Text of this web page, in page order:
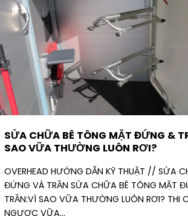
SỬA CHỮA BÊ TÔNG MẶT ĐỨNG &
SAO VỮA THƯỜNG LUÔN RƠI?
OVERHEAD HƯỚNG DẪN KỸ THUẬT // SỬA
ĐỨNG VÀ TRẦN SỬA CHỮA BÊ TÔNG MẶT
TRẦN:VÌ SAO VỮA THƯỜNG LUÔN RƠI? THI
NGƯỢC VỮA...